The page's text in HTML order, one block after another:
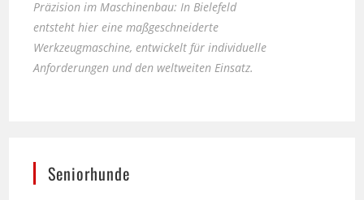
Werkzeugmaschine, entwickelt für individuelle
Anforderungen und den weltweiten Einsatz.